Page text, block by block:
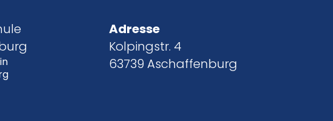
Adresse
Kolpingstr. 4
63739 Aschaffenburg